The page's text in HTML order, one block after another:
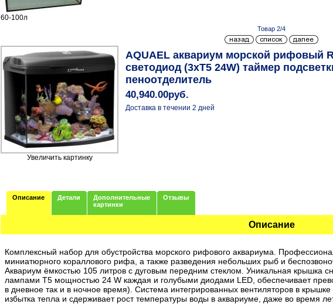
60-100л
Товар 2/4
Увеличить картинку
AQUAEL аквариум морской рифовый
светодиод (3хT5 24W) таймер
пеноотделитель
40,940.00руб.
Доставка в течении 2 дней
Описание Детали
Дополнительные
картинки
Отзывы
Описание
Комплексный набор для обустройства морского рифового аквариума.
миниатюрного кораллового рифа, а также разведения небольших рыб и
Aквариум ёмкостью 105 литров с дуговым передним стеклом. Уникальная крышка
лампами T5 мощностью 24 W каждая и голубыми диодами LED, обеспечивает
в дневное так и в ночное время). Система интегрированных вентиляторов в
избытка тепла и сдерживает рост температуры воды в аквариуме, даже во время